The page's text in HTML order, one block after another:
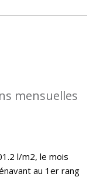
mensuelles
l/m2, le mois
au 1er rang